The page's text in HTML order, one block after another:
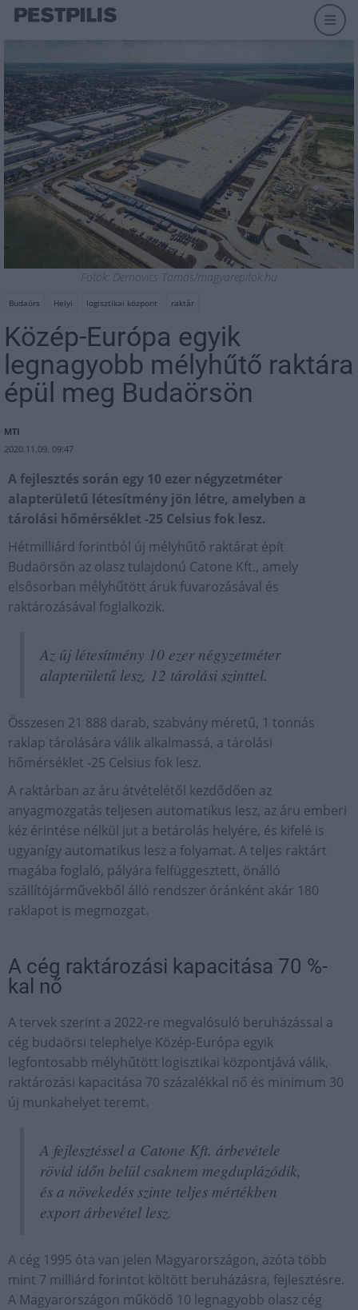
Fotók: Dernovics Tamás/magyarepitok.hu
Budaörs Helyi logisztikai központ raktár
Közép-Európa egyik
legnagyobb mélyhűtő raktára
épül meg Budaörsön
MTI
2020.11.09. 09:47
A fejlesztés során egy 10 ezer négyzetméter
alapterületű létesítmény jön létre, amelyben a
tárolási hőmérséklet -25 Celsius fok lesz.
Hétmilliárd forintból új mélyhűtő raktárat épít
Budaörsön az olasz tulajdonú Catone Kft., amely
elsősorban mélyhűtött áruk fuvarozásával és
raktározásával foglalkozik.
Az új létesítmény 10 ezer négyzetméter
alapterületű lesz, 12 tárolási szinttel.
Összesen 21 888 darab, szabvány méretű, 1 tonnás
raklap tárolására válik alkalmassá, a tárolási
hőmérséklet -25 Celsius fok lesz.
A raktárban az áru átvételétől kezdődően az
anyagmozgatás teljesen automatikus lesz, az áru emberi
kéz érintése nélkül jut a betárolás helyére, és kifelé is
ugyanígy automatikus lesz a folyamat. A teljes raktárt
magába foglaló, pályára felfüggesztett, önálló
szállítójárművekből álló rendszer óránként akár 180
raklapot is megmozgat.
A cég raktározási kapacitása 70 %-
kal nő
A tervek szerint a 2022-re megvalósuló beruházással a
cég budaörsi telephelye Közép-Európa egyik
legfontosabb mélyhűtött logisztikai központjává válik,
raktározási kapacitása 70 százalékkal nő és minimum 30
új munkahelyet teremt.
A fejlesztéssel a Catone Kft. árbevétele
rövid időn belül csaknem megduplázódik,
és a növekedés szinte teljes mértékben
export árbevétel lesz.
A cég 1995 óta van jelen Magyarországon, azóta több
mint 7 milliárd forintot költött beruházásra, fejlesztésre.
A Magyarországon működő 10 legnagyobb olasz cég